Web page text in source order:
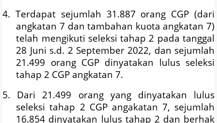
4. Terdapat sejumlah 31.887 orang CGP (dari
angkatan 7 dan tambahan kuota angkatan 7)
telah mengikuti seleksi tahap 2 pada tanggal
28 Juni s.d. 2 September 2022, dan sejumlah
21.499 orang CGP dinyatakan lulus seleksi
tahap 2 CGP angkatan 7.
5. Dari 21.499 orang yang dinyatakan lulus
seleksi tahap 2 CGP angakatan 7, sejumlah
16.854 dinyatakan lulus tahap 2 dan berhak